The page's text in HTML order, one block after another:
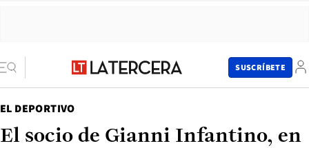
SUSCRÍBETE
EL DEPORTIVO
El socio de Gianni Infantino, en